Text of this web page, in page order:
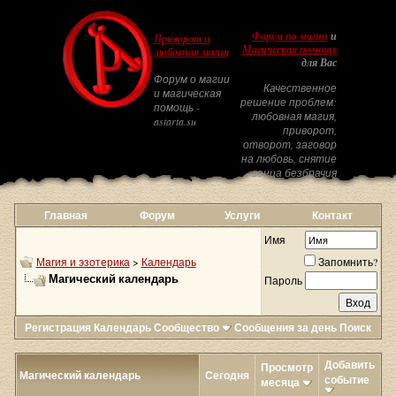
Приворот и
любовная магия
Форум о магии
и магическая
помощь -
astarta.su
Форум по магиии
Магическая помощь
для Вас
Качественное
решение проблем:
любовная магия,
приворот,
отворот, заговор
на любовь, снятие
венца безбрачия
Главная Форум Услуги Контакт
Магия и эзотерика > Календарь
Магический календарь
Имя
Запомнить?
Пароль
Регистрация КалендарьСообщество Сообщения за день Поиск
Магический календарь Сегодня
Просмотр
месяца
Добавить
событие